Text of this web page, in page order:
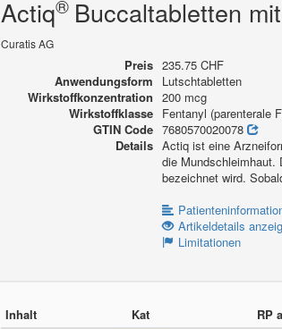
Actiq® Buccaltabletten
Curatis AG
Preis 235.75 CHF
Anwendungsform
Lutschtabletten
Wirkstoffkonzentration 200 mcg
Wirkstoffklasse Fentanyl (parenterale
GTIN Code 7680570020078
Details Actiq ist eine
die
bezeichnet wird.
Artikeldetails
Limitationen
Inhalt Kat RP